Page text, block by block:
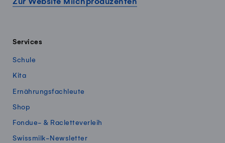
Services
Schule
Kita
Ernährungsfachleute
Shop
Fondue- & Racletteverleih
Swissmilk-Newsletter